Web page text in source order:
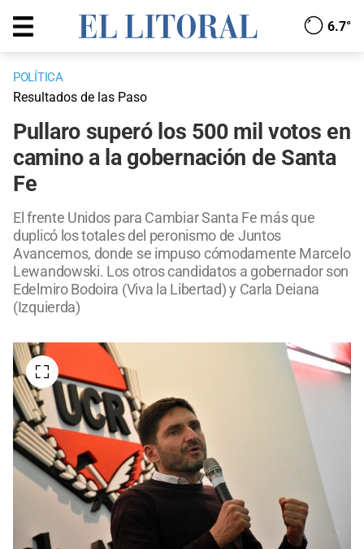
6.7°
POLÍTICA
Resultados de las Paso
Pullaro superó los 500 mil votos en
camino a la gobernación de Santa
Fe
El frente Unidos para Cambiar Santa Fe más que
duplicó los totales del peronismo de Juntos
Avancemos, donde se impuso cómodamente Marcelo
Lewandowski. Los otros candidatos a gobernador son
Edelmiro Bodoira (Viva la Libertad) y Carla Deiana
(Izquierda)